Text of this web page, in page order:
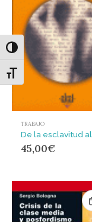
Alternar alto
Alternar tamaño de
TRABAJO
45,00€